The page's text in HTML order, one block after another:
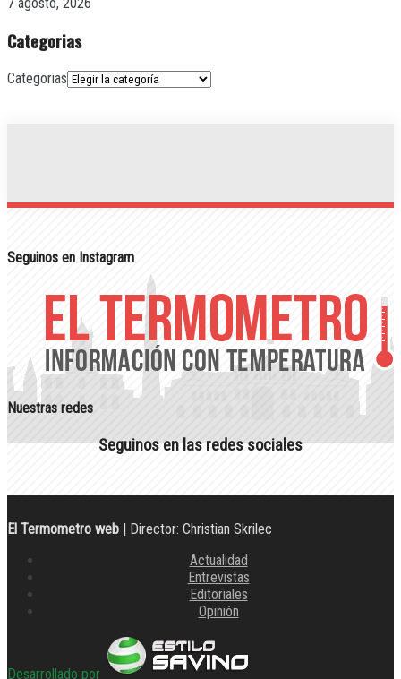
7 agosto, 2026
Categorias
Categorias
Seguinos en Instagram
Nuestras redes
Seguinos en las redes sociales
El Termometro web | Director: Christian Skrilec
Actualidad
Entrevistas
Editoriales
Opinión
Desarrollado por